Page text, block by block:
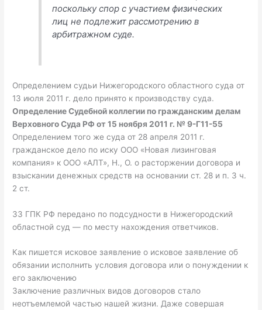
поскольку спор с участием физических
лиц не подлежит рассмотрению в
арбитражном суде.
Определением судьи Нижегородского областного суда от
13 июля 2011 г. дело принято к производству суда.
Определение Судебной коллегии по гражданским делам
Верховного Суда РФ от 15 ноября 2011 г. № 9-Г11-55
Определением того же суда от 28 апреля 2011 г.
гражданское дело по иску ООО «Новая лизинговая
компания» к ООО «АЛТ», Н., О. о расторжении договора и
взыскании денежных средств на основании ст. 28 и п. 3 ч.
2 ст.
33 ГПК РФ передано по подсудности в Нижегородский
областной суд — по месту нахождения ответчиков.
Как пишется исковое заявление о исковое заявление об
обязании исполнить условия договора или о понуждении к
его заключению
Заключение различных видов договоров стало
неотъемлемой частью нашей жизни. Даже совершая